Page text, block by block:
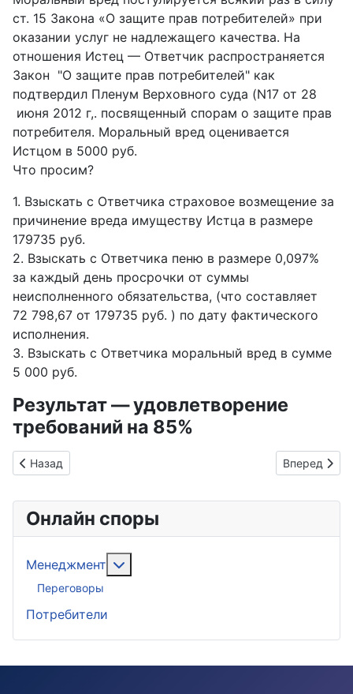
ст. 15 Закона «О защите прав потребителей» при
оказании услуг не надлежащего качества. На
отношения Истец — Ответчик распространяется
Закон "О защите прав потребителей" как
подтвердил Пленум Верховного суда (N17 от 28
июня 2012 г,. посвященный спорам о защите прав
потребителя. Моральный вред оценивается
Истцом в 5000 руб.
Что просим?
1. Взыскать с Ответчика страховое возмещение за
причинение вреда имуществу Истца в размере
179735 руб.
2. Взыскать с Ответчика пеню в размере 0,097%
за каждый день просрочки от суммы
неисполненного обязательства, (что составляет
72 798,67 от 179735 руб. ) по дату фактического
исполнения.
3. Взыскать с Ответчика моральный вред в сумме
5 000 руб.
Результат — удовлетворение
требований на 85%
Предыдущий: ПоБеда с авральными Постановлениями
Назад Следующий:
Вперед
Онлайн споры
Менеджмент
Переговоры
Потребители